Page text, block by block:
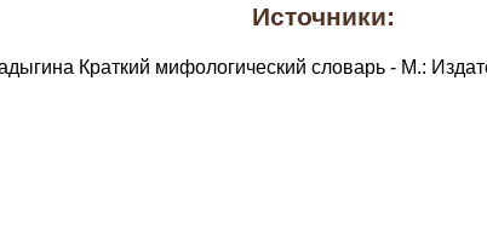
Источники:
Краткий мифологический словарь - М.: